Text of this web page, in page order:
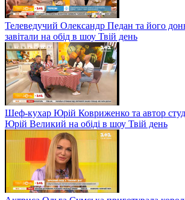
Телеведучий Олександр Педан та його
завітали на обід в шоу Твій день
Шеф-кухар Юрій Ковриженко та автор
Юрій Великий на обіді в шоу Твій день